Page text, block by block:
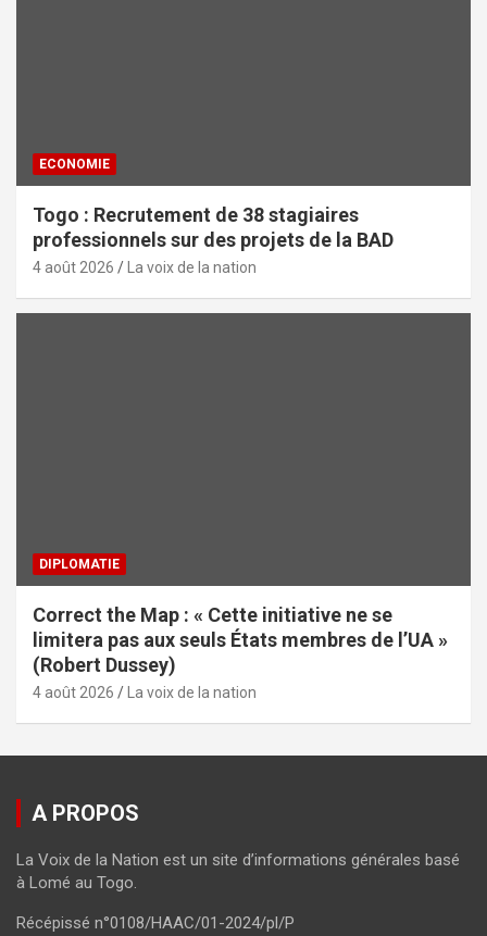
ECONOMIE
Togo : Recrutement de 38 stagiaires
professionnels sur des projets de la BAD
4 août 2026 La voix de la nation
DIPLOMATIE
Correct the Map : « Cette initiative ne se
limitera pas aux seuls États membres de l’UA »
(Robert Dussey)
4 août 2026 La voix de la nation
A PROPOS
La Voix de la Nation est un site d’informations générales basé
à Lomé au Togo.
Récépissé n°0108/HAAC/01-2024/pl/P